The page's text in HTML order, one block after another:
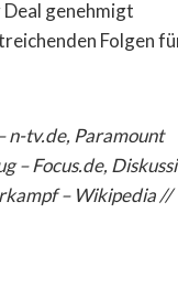
genehmigt
Folgen
n-tv.de, Paramount
– Focus.de,
– Wikipedia //